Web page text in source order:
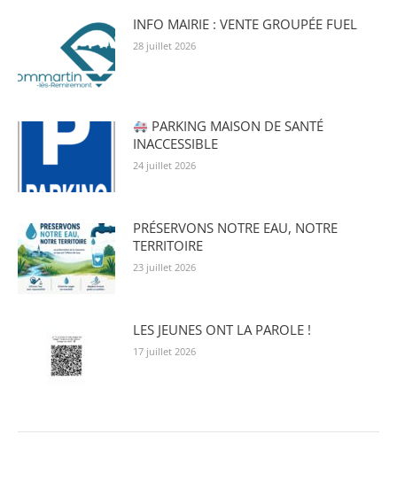
INFO MAIRIE : VENTE GROUPÉE FUEL
28 juillet 2026
PARKING MAISON DE SANTÉ
INACCESSIBLE
24 juillet 2026
PRÉSERVONS NOTRE EAU, NOTRE
TERRITOIRE
23 juillet 2026
LES JEUNES ONT LA PAROLE !
17 juillet 2026